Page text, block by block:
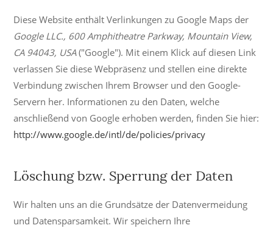
Diese Website enthält Verlinkungen zu Google Maps der
Google LLC., 600 Amphitheatre Parkway, Mountain View,
CA 94043, USA("Google"). Mit einem Klick auf diesen Link
verlassen Sie diese Webpräsenz und stellen eine direkte
Verbindung zwischen Ihrem Browser und den Google-
Servern her. Informationen zu den Daten, welche
anschließend von Google erhoben werden, finden Sie hier:
http://www.google.de/intl/de/policies/privacy
Löschung bzw. Sperrung der Daten
Wir halten uns an die Grundsätze der Datenvermeidung
und Datensparsamkeit. Wir speichern Ihre